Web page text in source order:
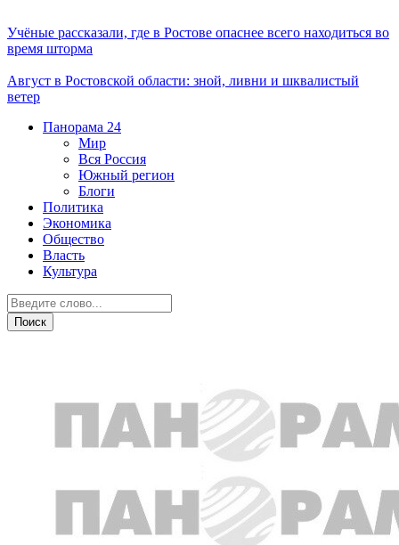
Учёные рассказали, где в Ростове опаснее всего находиться во
время шторма
Август в Ростовской области: зной, ливни и шквалистый
ветер
Панорама 24
Мир
Вся Россия
Южный регион
Блоги
Политика
Экономика
Общество
Власть
Культура